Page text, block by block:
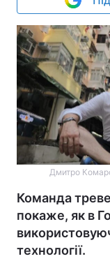
Дмитро
Команда
покаже, як в
технології.